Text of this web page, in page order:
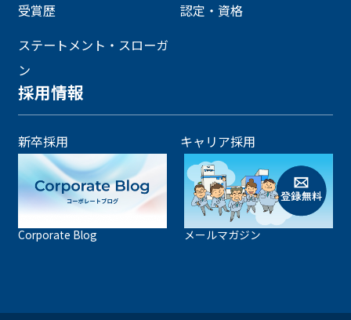
受賞歴
認定・資格
ステートメント・スローガ
ン
採用情報
新卒採用 キャリア採用
Corporate Blog メールマガジン